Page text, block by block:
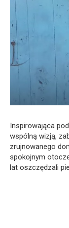
Inspirowająca
wspólną wizją,
zrujnowanego
spokojnym
lat oszczędzali